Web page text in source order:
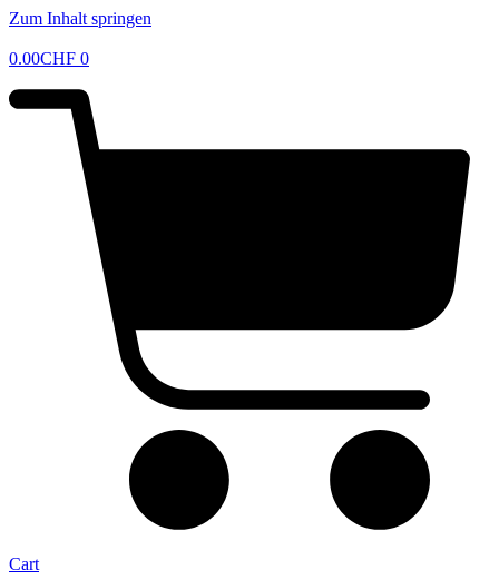
Zum Inhalt springen
0.00CHF 0
Cart